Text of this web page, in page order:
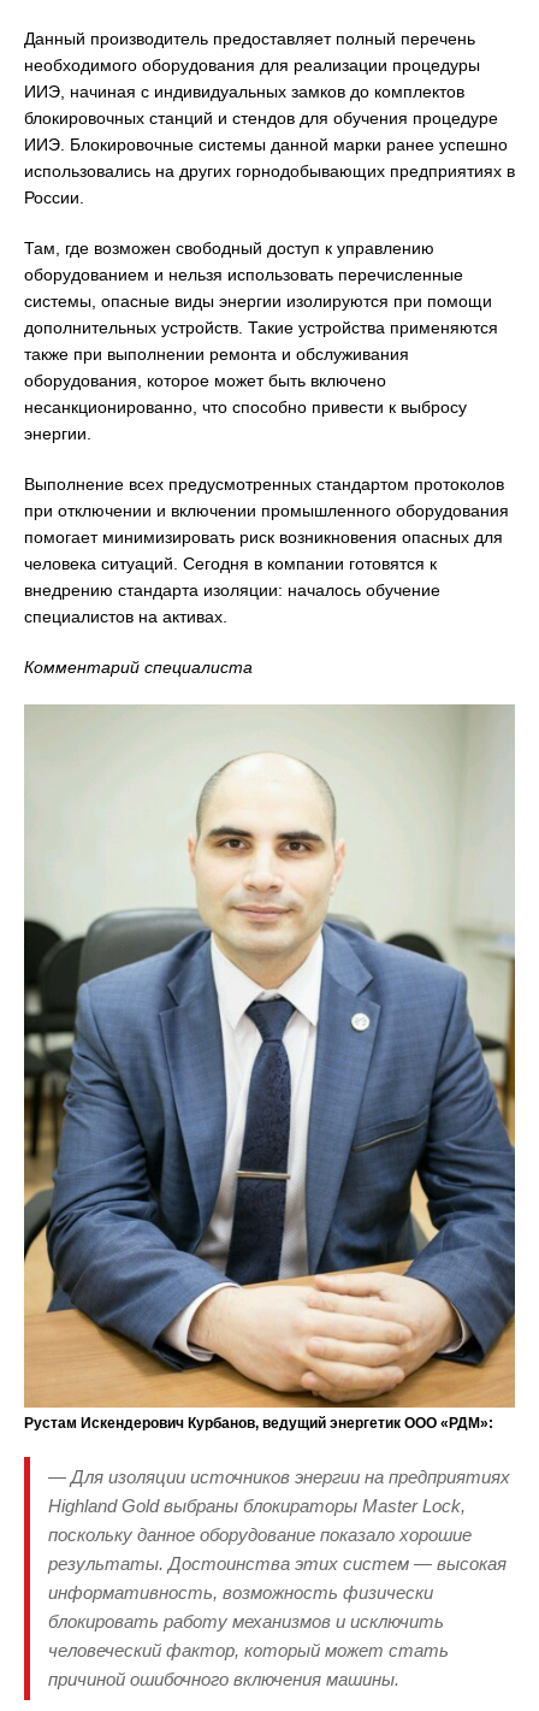
Данный производитель предоставляет полный перечень
необходимого оборудования для реализации процедуры
ИИЭ, начиная с индивидуальных замков до комплектов
блокировочных станций и стендов для обучения процедуре
ИИЭ. Блокировочные системы данной марки ранее успешно
использовались на других горнодобывающих предприятиях в
России.
Там, где возможен свободный доступ к управлению
оборудованием и нельзя использовать перечисленные
системы, опасные виды энергии изолируются при помощи
дополнительных устройств. Такие устройства применяются
также при выполнении ремонта и обслуживания
оборудования, которое может быть включено
несанкционированно, что способно привести к выбросу
энергии.
Выполнение всех предусмотренных стандартом протоколов
при отключении и включении промышленного оборудования
помогает минимизировать риск возникновения опасных для
человека ситуаций. Сегодня в компании готовятся к
внедрению стандарта изоляции: началось обучение
специалистов на активах.
Комментарий специалиста
Рустам Искендерович Курбанов, ведущий энергетик ООО «РДМ»:
— Для изоляции источников энергии на предприятиях
Highland Gold выбраны блокираторы Master Lock,
поскольку данное оборудование показало хорошие
результаты. Достоинства этих систем — высокая
информативность, возможность физически
блокировать работу механизмов и исключить
человеческий фактор, который может стать
причиной ошибочного включения машины.